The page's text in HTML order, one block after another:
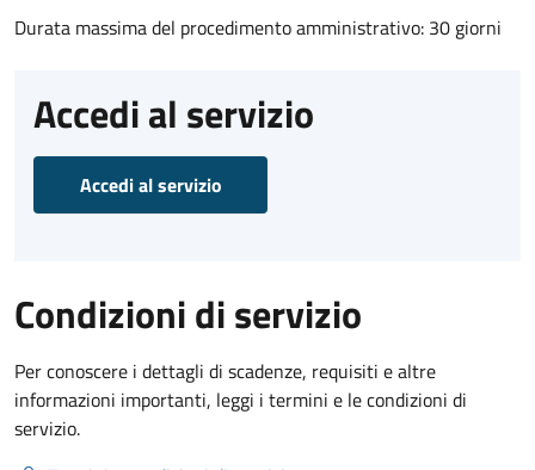
Durata massima del procedimento amministrativo: 30 giorni
Accedi al servizio
Accedi al servizio
Condizioni di servizio
Per conoscere i dettagli di scadenze, requisiti e altre
informazioni importanti, leggi i termini e le condizioni di
servizio.